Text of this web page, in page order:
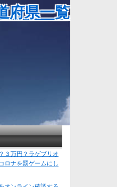
府県一覧
３万円？ラゲブリオ
ロナを罰ゲームにし